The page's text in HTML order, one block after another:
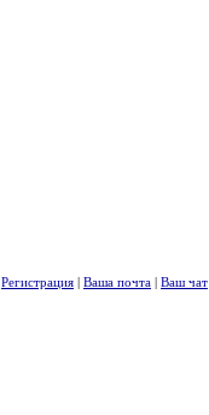
Регистрация | Ваша почта | Ваш чат